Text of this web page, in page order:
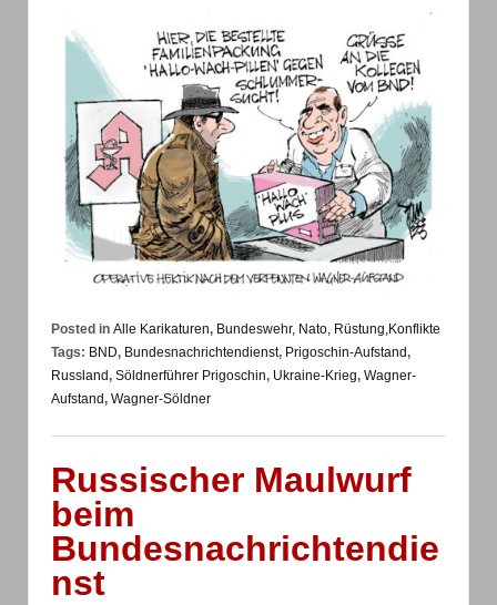
Posted in Alle Karikaturen, Bundeswehr, Nato, Rüstung,Konflikte
Tags: BND, Bundesnachrichtendienst, Prigoschin-Aufstand,
Russland, Söldnerführer Prigoschin, Ukraine-Krieg, Wagner-
Aufstand, Wagner-Söldner
Russischer Maulwurf
beim
Bundesnachrichtendie
nst